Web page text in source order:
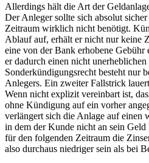
Allerdings hält die Art der
Der Anleger sollte sich absolut
Zeitraum wirklich nicht benötigt.
Ablauf auf, erhält er nicht nur keine
eine von der Bank erhobene
er dadurch einen nicht
Sonderkündigungsrecht besteht nur
Anlegers. Ein zweiter Fallstrick
Wenn nicht explizit vereinbart ist,
ohne Kündigung auf ein vorher
verlängert sich die Anlage auf einen
in dem der Kunde nicht an sein
für den folgenden Zeitraum die
also durchaus niedriger sein als bei